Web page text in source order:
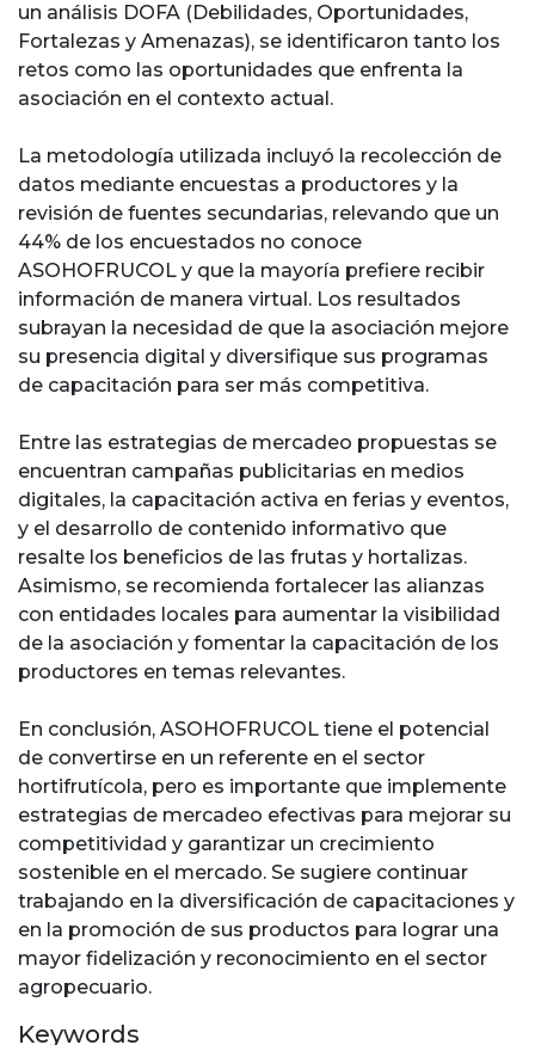
un análisis DOFA (Debilidades, Oportunidades,
Fortalezas y Amenazas), se identificaron tanto los
retos como las oportunidades que enfrenta la
asociación en el contexto actual.
La metodología utilizada incluyó la recolección de
datos mediante encuestas a productores y la
revisión de fuentes secundarias, relevando que un
44% de los encuestados no conoce
ASOHOFRUCOL y que la mayoría prefiere recibir
información de manera virtual. Los resultados
subrayan la necesidad de que la asociación mejore
su presencia digital y diversifique sus programas
de capacitación para ser más competitiva.
Entre las estrategias de mercadeo propuestas se
encuentran campañas publicitarias en medios
digitales, la capacitación activa en ferias y eventos,
y el desarrollo de contenido informativo que
resalte los beneficios de las frutas y hortalizas.
Asimismo, se recomienda fortalecer las alianzas
con entidades locales para aumentar la visibilidad
de la asociación y fomentar la capacitación de los
productores en temas relevantes.
En conclusión, ASOHOFRUCOL tiene el potencial
de convertirse en un referente en el sector
hortifrutícola, pero es importante que implemente
estrategias de mercadeo efectivas para mejorar su
competitividad y garantizar un crecimiento
sostenible en el mercado. Se sugiere continuar
trabajando en la diversificación de capacitaciones y
en la promoción de sus productos para lograr una
mayor fidelización y reconocimiento en el sector
agropecuario.
Keywords